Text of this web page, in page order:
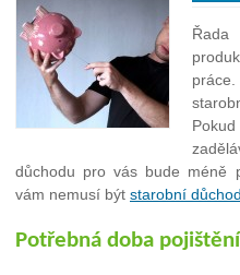
důchodu pro vás bude méně
vám nemusí být starobní důchod
Potřebná doba